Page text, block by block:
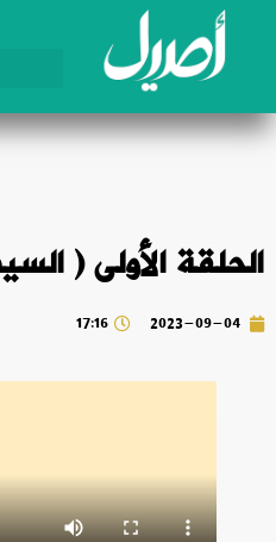
الحلقة الأولى (
2023-09-04
17:16